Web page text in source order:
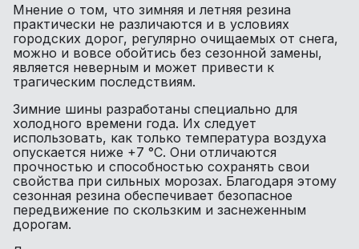
Мнение о том, что зимняя и летняя резина
практически не различаются и в условиях
городских дорог, регулярно очищаемых от снега,
можно и вовсе обойтись без сезонной замены,
является неверным и может привести к
трагическим последствиям.
Зимние шины разработаны специально для
холодного времени года. Их следует
использовать, как только температура воздуха
опускается ниже +7 °C. Они отличаются
прочностью и способностью сохранять свои
свойства при сильных морозах. Благодаря этому
сезонная резина обеспечивает безопасное
передвижение по скользким и заснеженным
дорогам.